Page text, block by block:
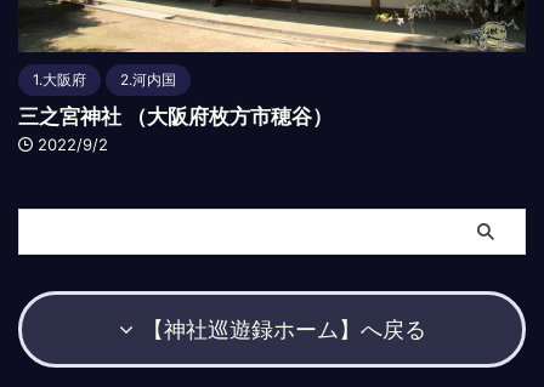
1.大阪府 2.河内国
三之宮神社 （大阪府枚方市穂谷）
2022/9/2
【神社巡遊録ホーム】へ戻る